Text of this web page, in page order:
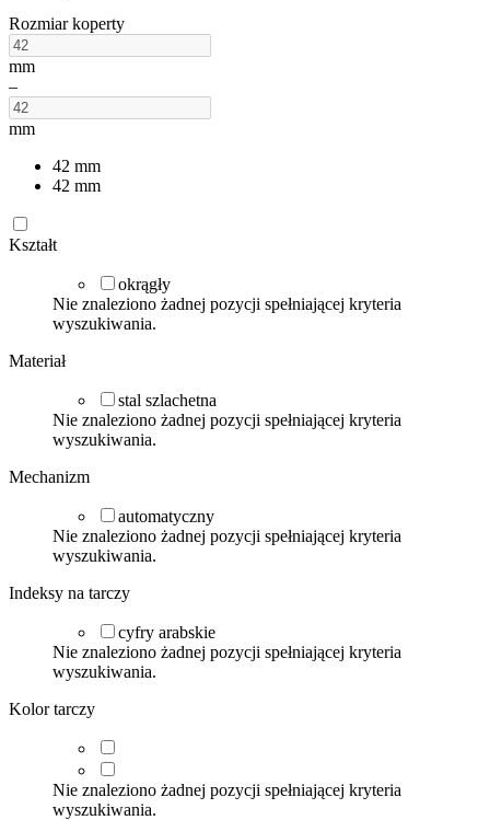
Rozmiar koperty
mm
–
mm
42 mm
42 mm
Kształt
okrągły
Nie znaleziono żadnej pozycji spełniającej kryteria
wyszukiwania.
Materiał
stal szlachetna
Nie znaleziono żadnej pozycji spełniającej kryteria
wyszukiwania.
Mechanizm
automatyczny
Nie znaleziono żadnej pozycji spełniającej kryteria
wyszukiwania.
Indeksy na tarczy
cyfry arabskie
Nie znaleziono żadnej pozycji spełniającej kryteria
wyszukiwania.
Kolor tarczy
Nie znaleziono żadnej pozycji spełniającej kryteria
wyszukiwania.